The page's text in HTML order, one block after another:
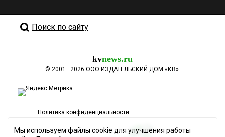
Поиск по сайту
kvnews.ru
© 2001—2026 ООО ИЗДАТЕЛЬСКИЙ ДОМ «КВ».
Политика конфиденциальности
Мы используем файлы cookie для улучшения работы